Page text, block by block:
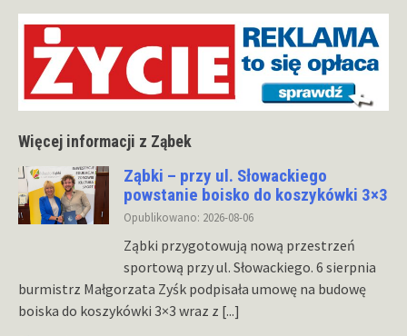
Więcej informacji z Ząbek
Ząbki – przy ul. Słowackiego
powstanie boisko do koszykówki 3×3
Opublikowano: 2026-08-06
Ząbki przygotowują nową przestrzeń
sportową przy ul. Słowackiego. 6 sierpnia
burmistrz Małgorzata Zyśk podpisała umowę na budowę
boiska do koszykówki 3×3 wraz z [...]